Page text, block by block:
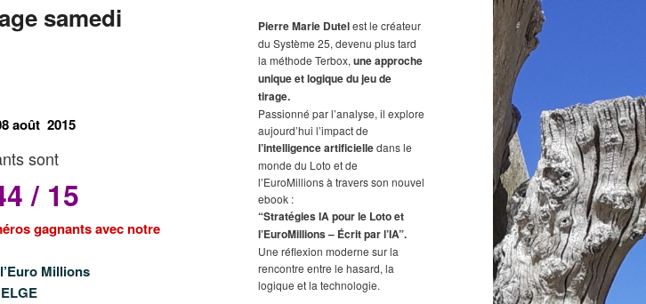
samedi
août 2015
sont
/ 15
gagnants avec notre
Millions
h
e
r
c
h
e
Pierre Marie Dutelest le créateur
du Système 25, devenu plus tard
la méthode Terbox, une approche
unique et logique du jeu de
tirage.
Passionné par l’analyse, il explore
aujourd’hui l’impact de
l’intelligence artificielledans le
monde du Loto et de
l’EuroMillions à travers son nouvel
ebook :
“Stratégies IA pour le Loto et
l’EuroMillions – Écrit par l’IA”.
Une réflexion moderne sur la
rencontre entre le hasard, la
logique et la technologie.